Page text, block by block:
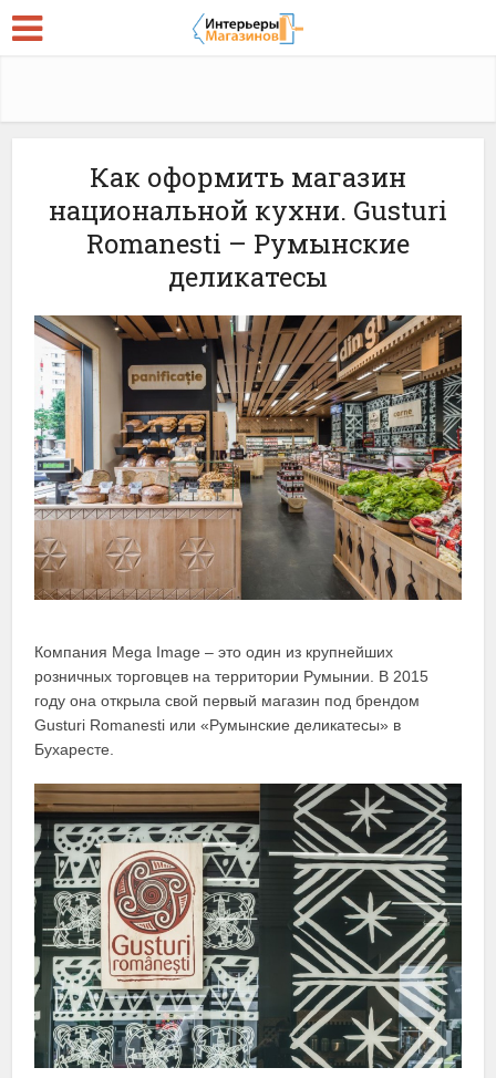
Как оформить магазин
национальной кухни. Gusturi
Romanesti – Румынские
деликатесы
Компания Mega Image – это один из крупнейших
розничных торговцев на территории Румынии. В 2015
году она открыла свой первый магазин под брендом
Gusturi Romanesti или «Румынские деликатесы» в
Бухаресте.